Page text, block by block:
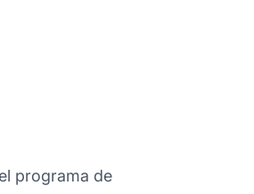
programa de